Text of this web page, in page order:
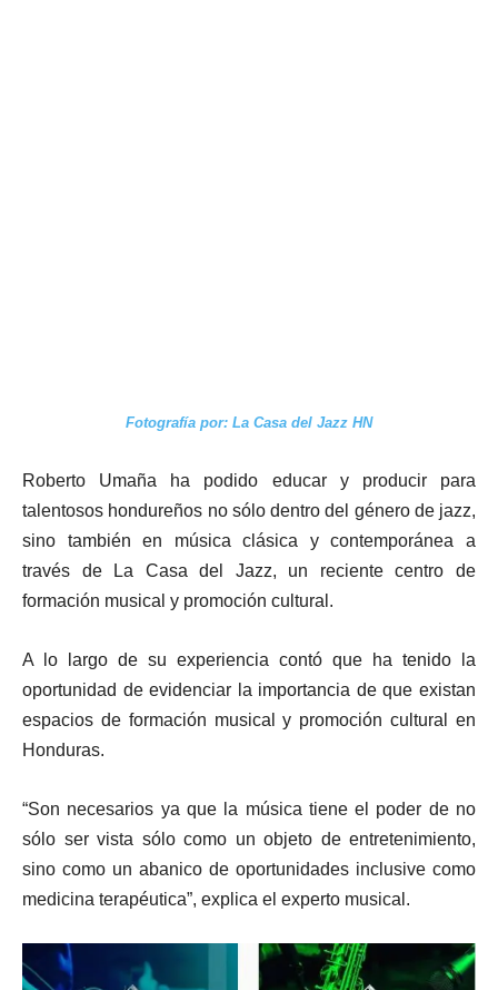
Fotografía por: La Casa del Jazz HN
Roberto Umaña ha podido educar y producir para
talentosos hondureños no sólo dentro del género de jazz,
sino también en música clásica y contemporánea a
través de La Casa del Jazz, un reciente centro de
formación musical y promoción cultural.
A lo largo de su experiencia contó que ha tenido la
oportunidad de evidenciar la importancia de que existan
espacios de formación musical y promoción cultural en
Honduras.
“Son necesarios ya que la música tiene el poder de no
sólo ser vista sólo como un objeto de entretenimiento,
sino como un abanico de oportunidades inclusive como
medicina terapéutica”, explica el experto musical.